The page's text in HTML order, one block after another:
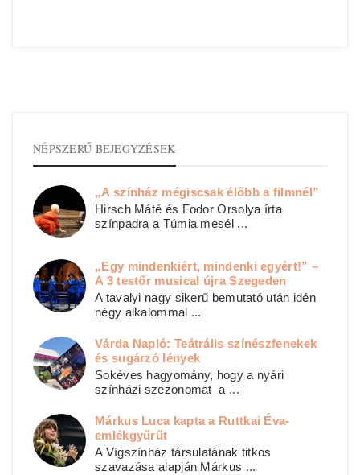
NÉPSZERŰ BEJEGYZÉSEK
„A színház mégiscsak élőbb a filmnél”
Hirsch Máté és Fodor Orsolya írta
színpadra a Túmia mesél ...
„Egy mindenkiért, mindenki egyért!” –
A 3 testőr musical újra Szegeden
A tavalyi nagy sikerű bemutató után idén
négy alkalommal ...
Várda Napló: Teátrális színészfenekek
és sugárzó lények
Sokéves hagyomány, hogy a nyári
színházi szezonomat a ...
Márkus Luca kapta a Ruttkai Éva-
emlékgyűrűt
A Vígszínház társulatának titkos
szavazása alapján Márkus ...